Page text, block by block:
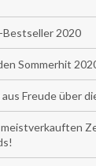
Bestseller 2020
Sommerhit
Freude über